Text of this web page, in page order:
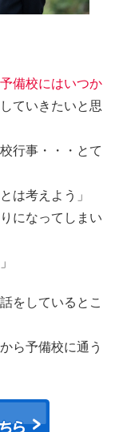
備校にはいつか
ていきたいと思
行事・・・とて
は考えよう」
になってしまい
をしているとこ
ら予備校に通う